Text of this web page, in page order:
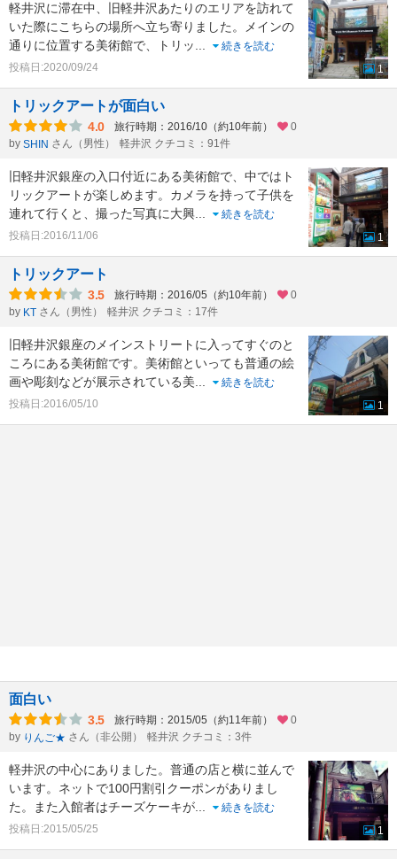
軽井沢に滞在中、旧軽井沢あたりのエリアを訪れて
いた際にこちらの場所へ立ち寄りました。メインの
通りに位置する美術館で、トリッ...
続きを読む
投稿日:2020/09/24
1
トリックアートが面白い
4.0 旅行時期：2016/10（約10年前）
0
by SHIN さん（男性） 軽井沢 クチコミ：91件
旧軽井沢銀座の入口付近にある美術館で、中ではト
リックアートが楽しめます。カメラを持って子供を
連れて行くと、撮った写真に大興...
続きを読む
投稿日:2016/11/06
1
トリックアート
3.5 旅行時期：2016/05（約10年前）
0
by KT さん（男性） 軽井沢 クチコミ：17件
旧軽井沢銀座のメインストリートに入ってすぐのと
ころにある美術館です。美術館といっても普通の絵
画や彫刻などが展示されている美...
続きを読む
投稿日:2016/05/10
1
面白い
3.5 旅行時期：2015/05（約11年前）
0
by りんご★ さん（非公開） 軽井沢 クチコミ：3件
軽井沢の中心にありました。普通の店と横に並んで
います。ネットで100円割引クーポンがありまし
た。また入館者はチーズケーキが...
続きを読む
投稿日:2015/05/25
1